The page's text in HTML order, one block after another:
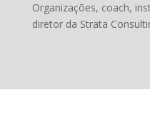
Organizações, coach,
diretor da Strata